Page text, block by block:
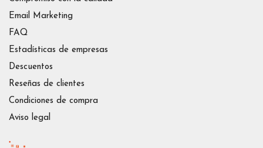
Email Marketing
FAQ
Estadísticas de empresas
Descuentos
Reseñas de clientes
Condiciones de compra
Aviso legal